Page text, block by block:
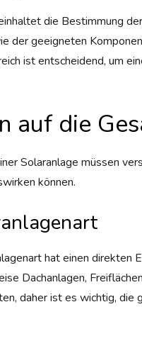
die Bestimmung
der geeigneten
ist entscheidend, um
auf die
Solaranlage müssen
können.
hat einen direkten
Dachanlagen,
daher ist es wichtig,